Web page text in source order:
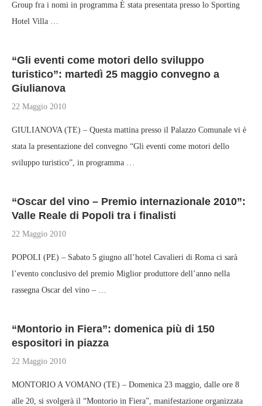
Group fra i nomi in programma È stata presentata presso lo Sporting
Hotel Villa …
“Gli eventi come motori dello sviluppo
turistico”: martedì 25 maggio convegno a
Giulianova
22 Maggio 2010
GIULIANOVA (TE) – Questa mattina presso il Palazzo Comunale vi è
stata la presentazione del convegno “Gli eventi come motori dello
sviluppo turistico”, in programma …
“Oscar del vino – Premio internazionale 2010”:
Valle Reale di Popoli tra i finalisti
22 Maggio 2010
POPOLI (PE) – Sabato 5 giugno all’hotel Cavalieri di Roma ci sarà
l’evento conclusivo del premio Miglior produttore dell’anno nella
rassegna Oscar del vino – …
“Montorio in Fiera”: domenica più di 150
espositori in piazza
22 Maggio 2010
MONTORIO A VOMANO (TE) – Domenica 23 maggio, dalle ore 8
alle 20, si svolgerà il “Montorio in Fiera”, manifestazione organizzata